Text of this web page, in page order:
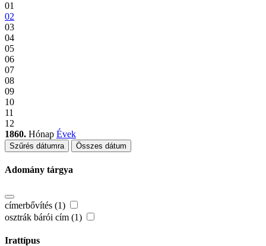
01
02
03
04
05
06
07
08
09
10
11
12
1860. Hónap Évek
Szűrés dátumra Összes dátum
Adomány tárgya
címerbővítés (1)
osztrák bárói cím (1)
Irattípus